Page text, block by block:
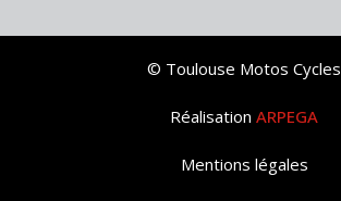
© Toulouse Motos Cycles
Réalisation ARPEGA
Mentions légales